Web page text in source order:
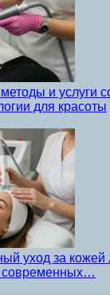
и услуги
для красоты
уход за кожей
современных…